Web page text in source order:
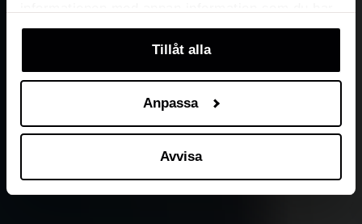
informationen med annan information som du har
tillhandahållit eller som de har samlat in när du
har använt deras tjänster. Du kan välja att klicka
på “information” för att välja och justera vilka
cookies som ska sättas. Läs vår
använder dem och hur du kan neka dem.
Tillåt alla
Anpassa
Avvisa